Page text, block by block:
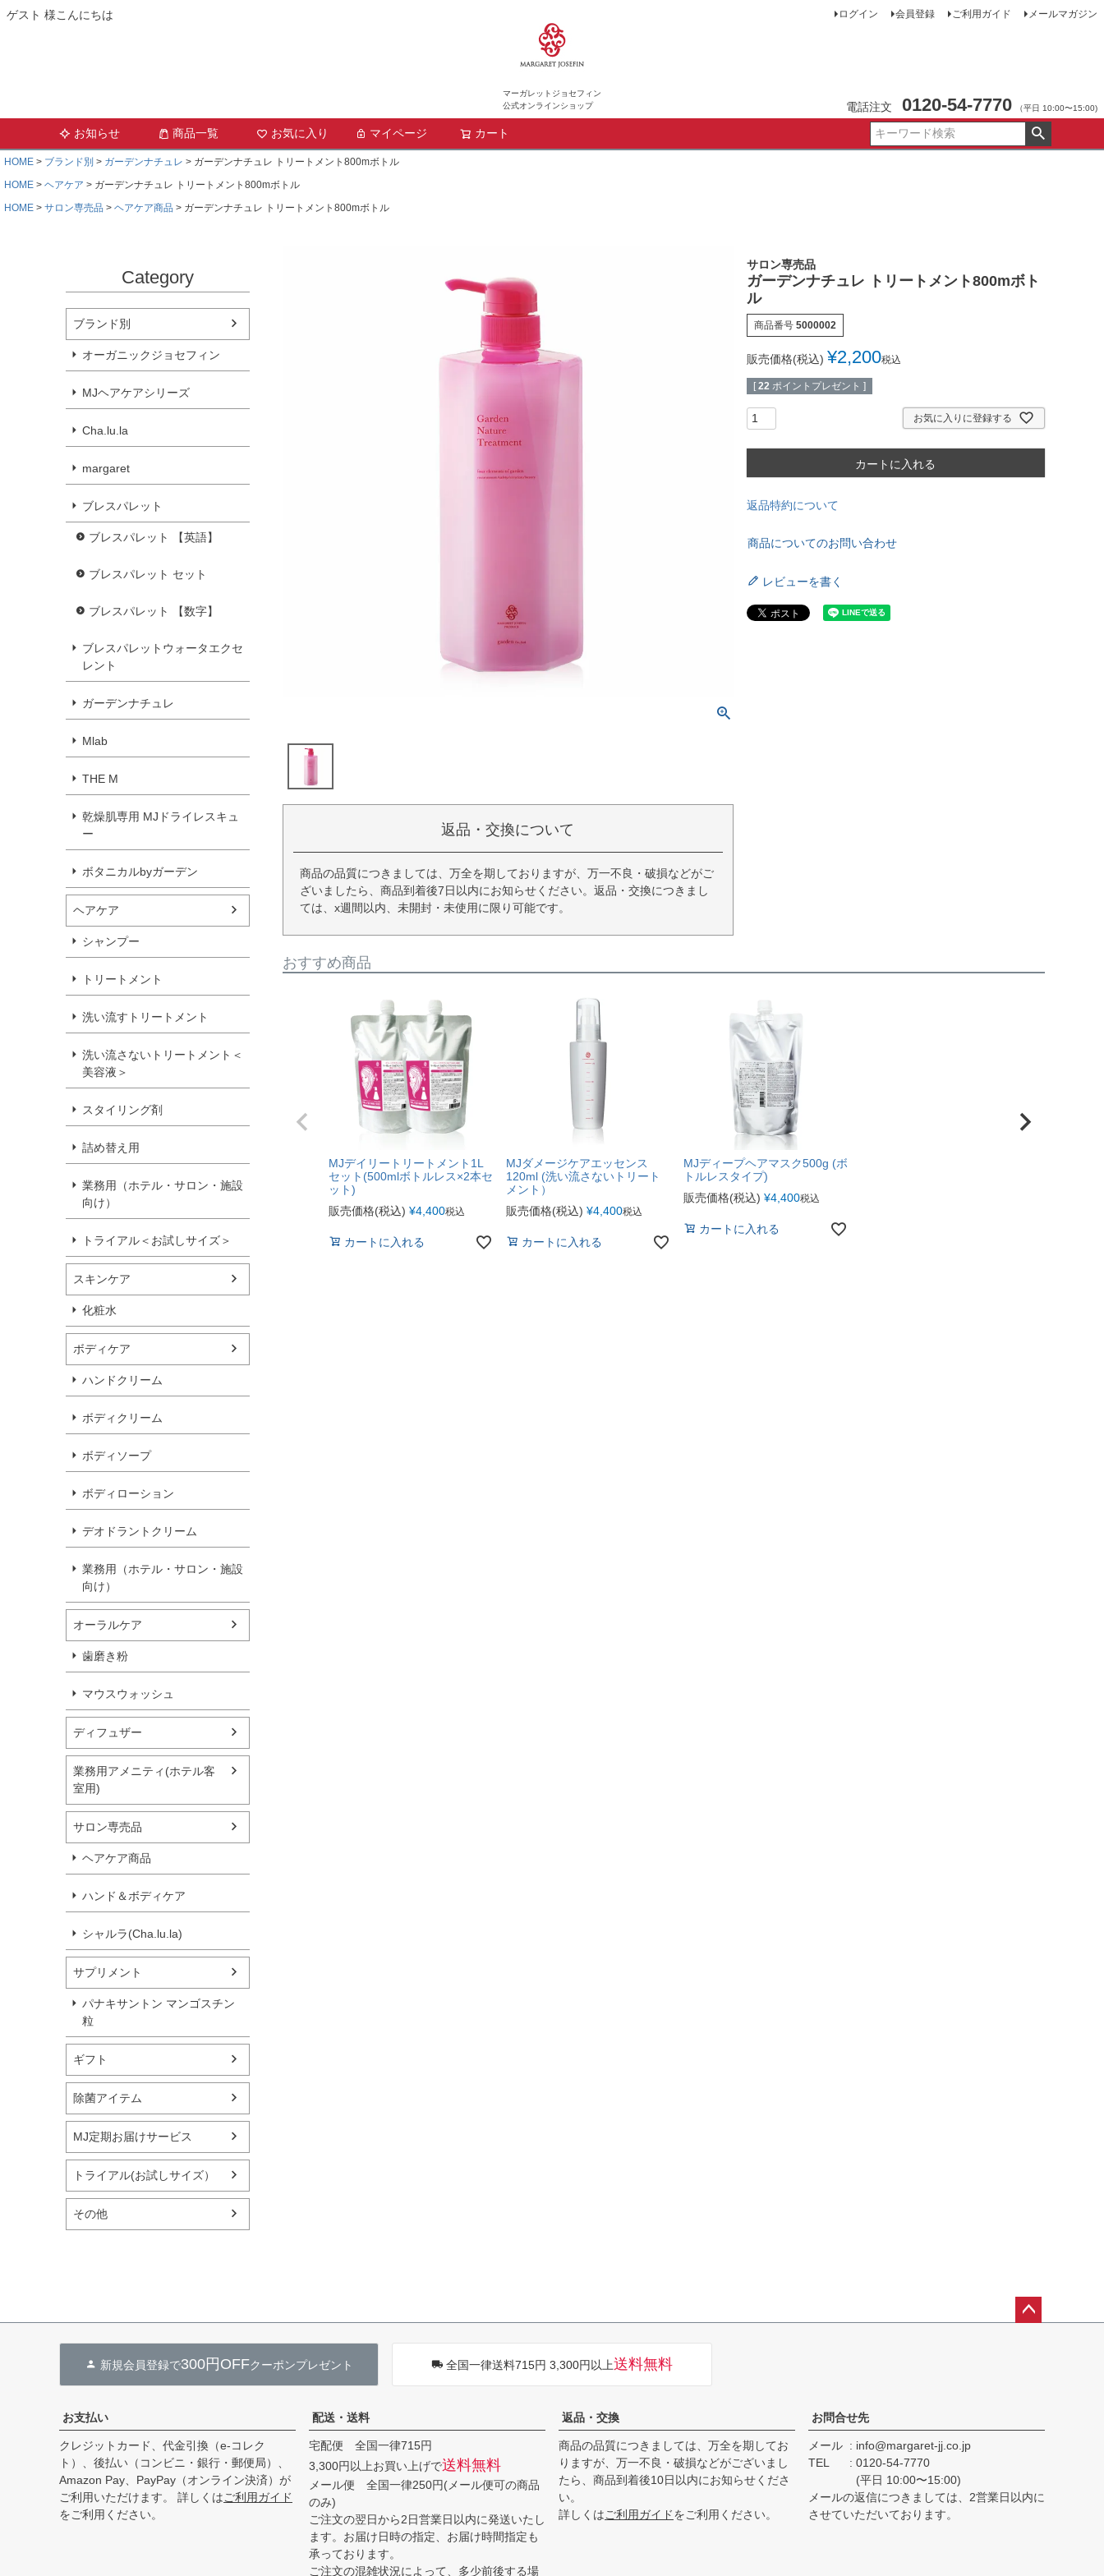
ゲスト 様こんにちは
マーガレットジョセフィン
公式オンラインショップ
ログイン 会員登録 ご利用ガイド メールマガジン
電話注文 0120-54-7770 （平日 10:00〜15:00)
お知らせ 商品一覧 お気に入り マイページ カート
HOME ブランド別 ガーデンナチュレ
ガーデンナチュレ トリートメント800mボトル
HOME
ヘアケア
ガーデンナチュレ トリートメント800mボトル
HOME
サロン専売品 ヘアケア商品 ガーデンナチュレ トリートメント800mボトル
Category
ブランド別
オーガニックジョセフィン
MJヘアケアシリーズ
Cha.lu.la
margaret
ブレスパレット
ブレスパレット 【英語】
ブレスパレット セット
ブレスパレット 【数字】
ブレスパレットウォータエクセ
レント
ガーデンナチュレ
Mlab
THE M
乾燥肌専用 MJドライレスキュ
ー
ボタニカルbyガーデン
ヘアケア
シャンプー
トリートメント
洗い流すトリートメント
洗い流さないトリートメント＜
美容液＞
スタイリング剤
詰め替え用
業務用（ホテル・サロン・施設
向け）
トライアル＜お試しサイズ＞
スキンケア
化粧水
ボディケア
ハンドクリーム
ボディクリーム
ボディソープ
ボディローション
デオドラントクリーム
業務用（ホテル・サロン・施設
向け）
オーラルケア
歯磨き粉
マウスウォッシュ
ディフュザー
業務用アメニティ(ホテル客
室用)
サロン専売品
ヘアケア商品
ハンド＆ボディケア
シャルラ(Cha.lu.la)
サプリメント
パナキサントン マンゴスチン
粒
ギフト
除菌アイテム
MJ定期お届けサービス
トライアル(お試しサイズ）
その他
返品・交換について
商品の品質につきましては、万全を期しておりますが、万一不良・破損などがご
ざいましたら、商品到着後7日以内にお知らせください。返品・交換につきまし
ては、x週間以内、未開封・未使用に限り可能です。
サロン専売品
ガーデンナチュレ トリートメント800mボト
ル
商品番号 5000002
販売価格(税込) ¥2,200税込
[ 22 ポイントプレゼント ]
お気に入りに登録する
カートに入れる
返品特約について
商品についてのお問い合わせ
レビューを書く
おすすめ商品
MJデイリートリートメント1L
セット(500mlボトルレス×2本セ
ット)
販売価格(税込) ¥4,400税込
カートに入れる
MJダメージケアエッセンス
120ml (洗い流さないトリート
メント）
販売価格(税込) ¥4,400税込
カートに入れる
MJディープヘアマスク500g (ボ
トルレスタイプ)
販売価格(税込) ¥4,400税込
カートに入れる
新規会員登録で300円OFFクーポンプレゼント 全国一律送料715円 3,300円以上送料無料
お支払い
クレジットカード、代金引換（e-コレク
ト）、後払い（コンビニ・銀行・郵便局）、
Amazon Pay、PayPay（オンライン決済）が
ご利用いただけます。 詳しくはご利用ガイド
をご利用ください。
配送・送料
宅配便 全国一律715円
3,300円以上お買い上げで送料無料
メール便 全国一律250円(メール便可の商品
のみ)
ご注文の翌日から2日営業日以内に発送いたし
ます。お届け日時の指定、お届け時間指定も
承っております。
ご注文の混雑状況によって、多少前後する場
返品・交換
商品の品質につきましては、万全を期してお
りますが、万一不良・破損などがございまし
たら、商品到着後10日以内にお知らせくださ
い。
詳しくはご利用ガイドをご利用ください。
お問合せ先
メール
info@margaret-jj.co.jp
TEL
0120-54-7770
(平日 10:00〜15:00)
メールの返信につきましては、2営業日以内に
させていただいております。